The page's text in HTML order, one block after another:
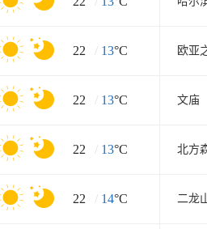
22 / 13°C 欧亚
22 / 13°C 文庙
22 / 13°C 北方
22 / 14°C 二龙